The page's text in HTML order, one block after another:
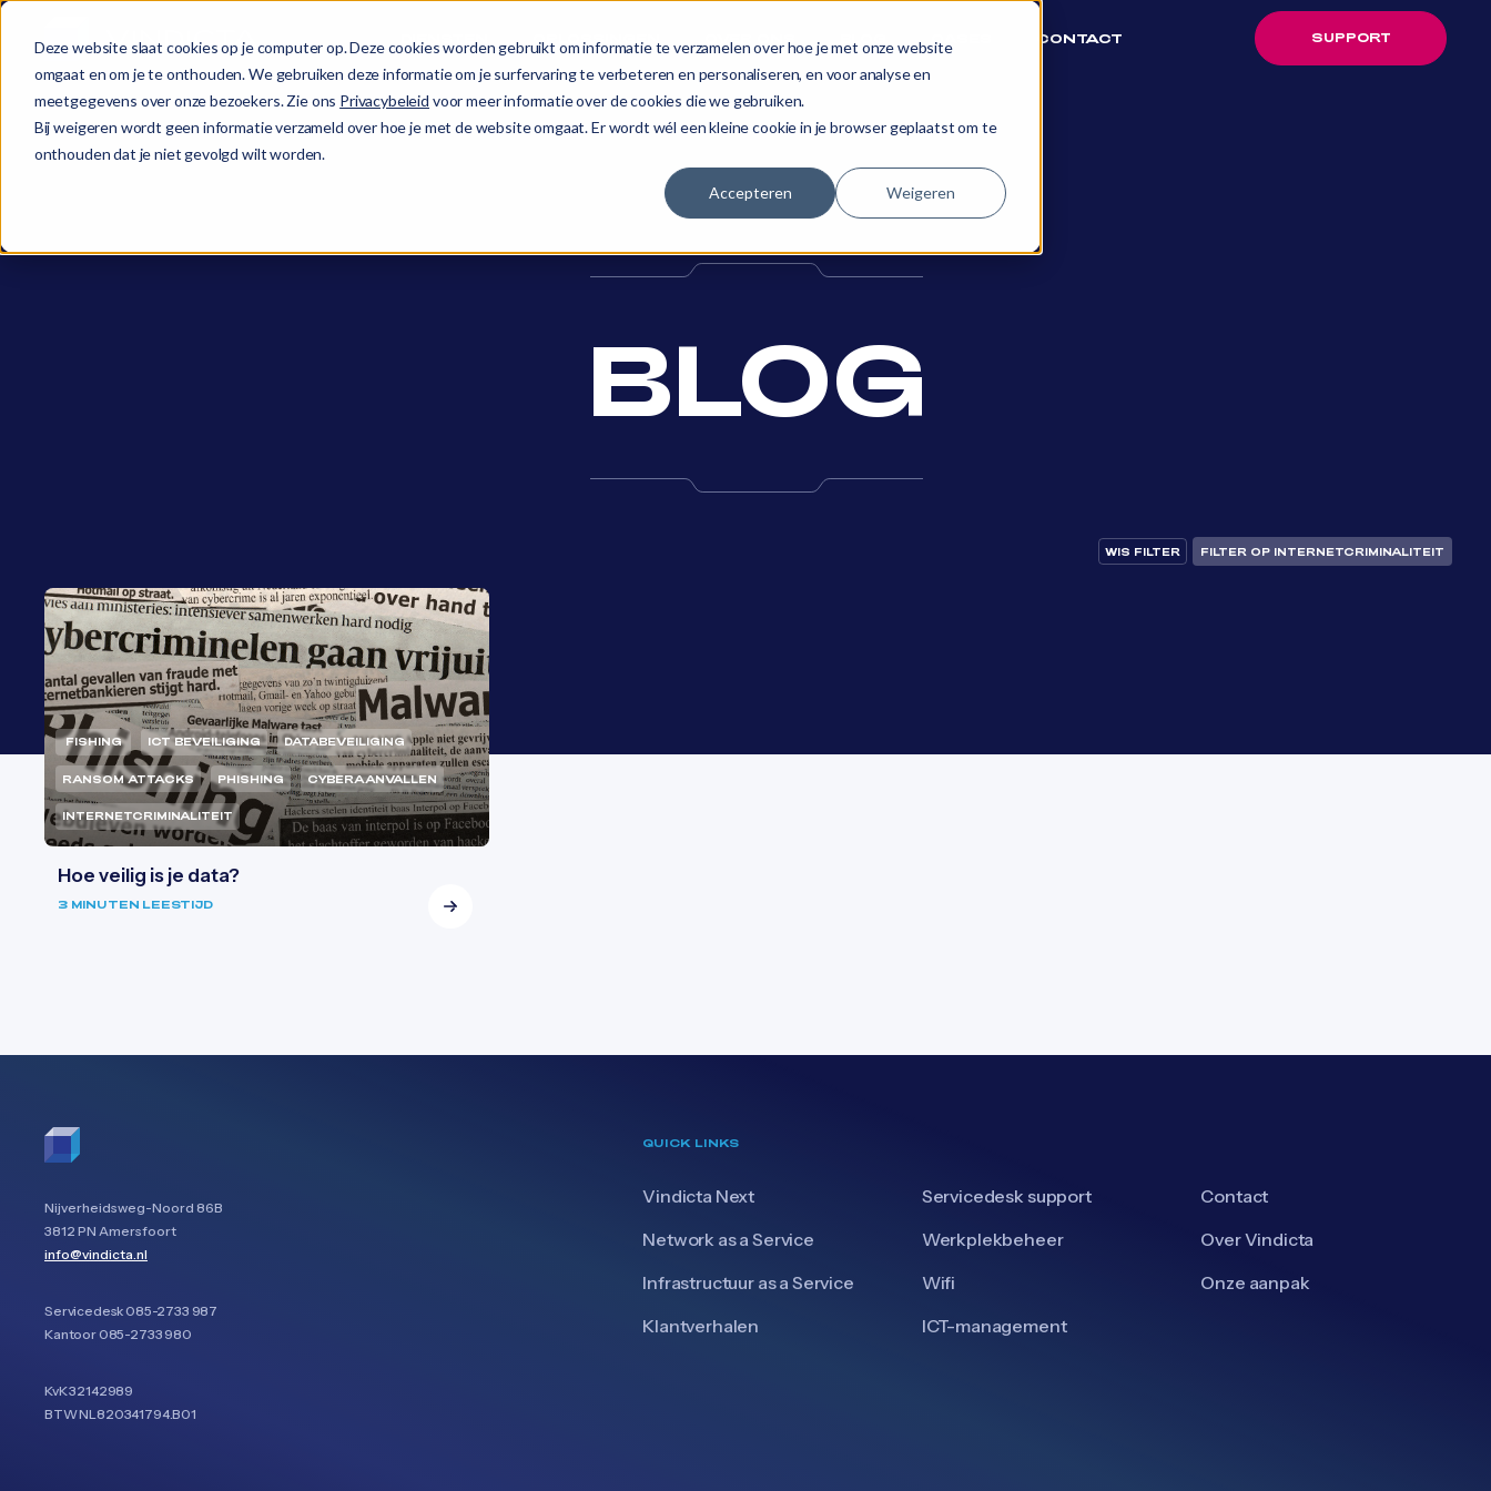
Deze website slaat cookies op je computer op. Deze cookies worden gebruikt om informatie te verzamelen over hoe je met onze website
omgaat en om je te onthouden. We gebruiken deze informatie om je surfervaring te verbeteren en personaliseren, en voor analyse en
meetgegevens over onze bezoekers. Zie ons Privacybeleid voor meer informatie over de cookies die we gebruiken.
Bij weigeren wordt geen informatie verzameld over hoe je met de website omgaat. Er wordt wél een kleine cookie in je browser geplaatst om te
onthouden dat je niet gevolgd wilt worden.
Accepteren Weigeren
CONTACT SUPPORT
SUPPORT
BLOG
WIS FILTER FILTER OP INTERNETCRIMINALITEIT
FISHING ICT BEVEILIGING DATABEVEILIGING
RANSOM ATTACKS PHISHING CYBERAANVALLEN
INTERNETCRIMINALITEIT
Hoe veilig is je data?
3 MINUTEN LEESTIJD
Nijverheidsweg-Noord 86B
3812 PN Amersfoort
info@vindicta.nl
Servicedesk085-2733 987
Kantoor085-2733 980
KvK 32142989
BTW NL820341794.B01
QUICK LINKS
Vindicta Next
Network as a Service
Infrastructuur as a Service
Klantverhalen
Servicedesk support
Werkplekbeheer
Wifi
ICT-management
Contact
Over Vindicta
Onze aanpak